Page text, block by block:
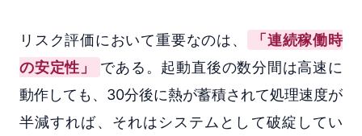
リスク評価において重要なのは、
「連続稼働時
の安定性」
である。起動直後の数分間は高速に
動作しても、30分後に熱が蓄積されて処理速度が
半減すれば、それはシステムとして破綻してい